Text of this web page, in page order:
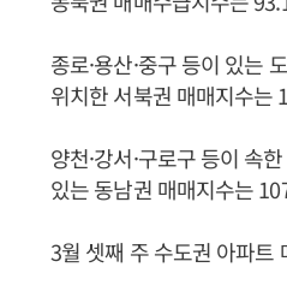
종로·용산·중구 등이 있는
위치한 서북권 매매지수는
양천·강서·구로구 등이 속
있는 동남권 매매지수는
3월 셋째 주 수도권 아파트